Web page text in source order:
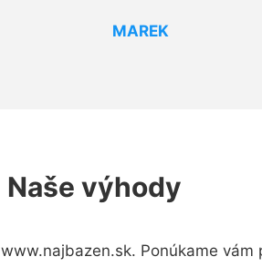
MAREK
Naše výhody
Ponúkame